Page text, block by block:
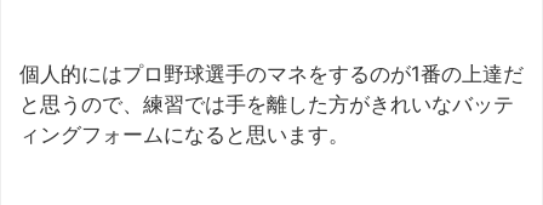
個人的にはプロ野球選手のマネをするのが1番の上達だ
と思うので、練習では手を離した方がきれいなバッテ
ィングフォームになると思います。